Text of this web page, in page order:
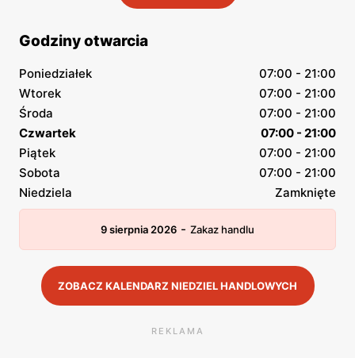
Godziny otwarcia
Poniedziałek
07:00 - 21:00
Wtorek
07:00 - 21:00
Środa
07:00 - 21:00
Czwartek
07:00 - 21:00
Piątek
07:00 - 21:00
Sobota
07:00 - 21:00
Niedziela
Zamknięte
9 sierpnia 2026 - Zakaz handlu
ZOBACZ KALENDARZ NIEDZIEL HANDLOWYCH
REKLAMA